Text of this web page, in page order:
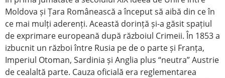
Moldova și Țara Românească a început să aibă din ce în
ce mai mulți aderenți. Această dorință și-a găsit spațiul
de exprimare europeană după războiul Crimeii. În 1853 a
izbucnit un război între Rusia pe de o parte și Franța,
Imperiul Otoman, Sardinia și Anglia plus “neutra” Austrie
de cealaltă parte. Cauza oficială era reglementarea